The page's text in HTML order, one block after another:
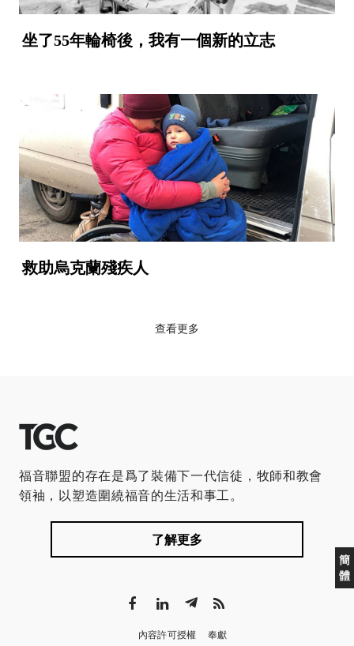
坐了55年輪椅後，我有一個新的立志
救助烏克蘭殘疾人
查看更多
簡
體
福音聯盟的存在是爲了裝備下一代信徒，牧師和教會
領袖，以塑造圍繞福音的生活和事工。
了解更多
內容許可授權 奉獻